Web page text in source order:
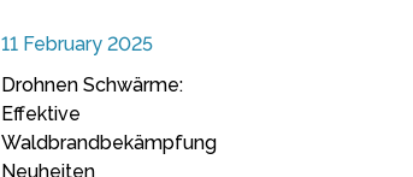
11 February 2025
Drohnen Schwärme:
Effektive
Waldbrandbekämpfung
Neuheiten